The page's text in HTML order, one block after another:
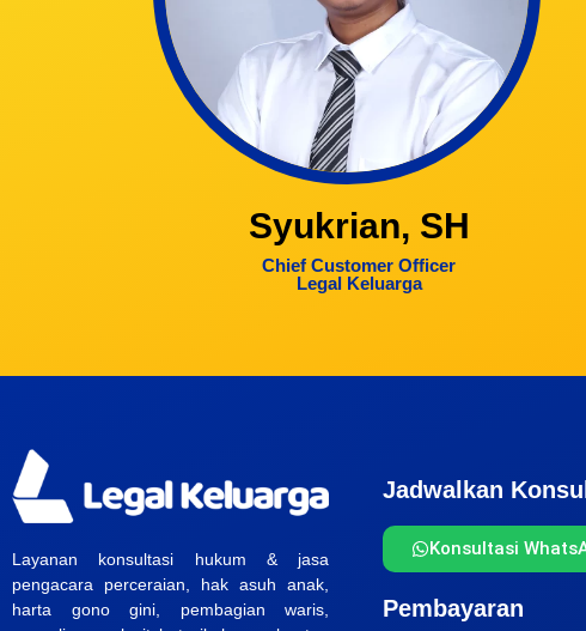
Syukrian, SH
Chief Customer Officer
Legal Keluarga
Layanan konsultasi hukum & jasa
pengacara perceraian, hak asuh anak,
harta gono gini, pembagian waris,
Jadwalkan
Konsultasi
Pembayaran